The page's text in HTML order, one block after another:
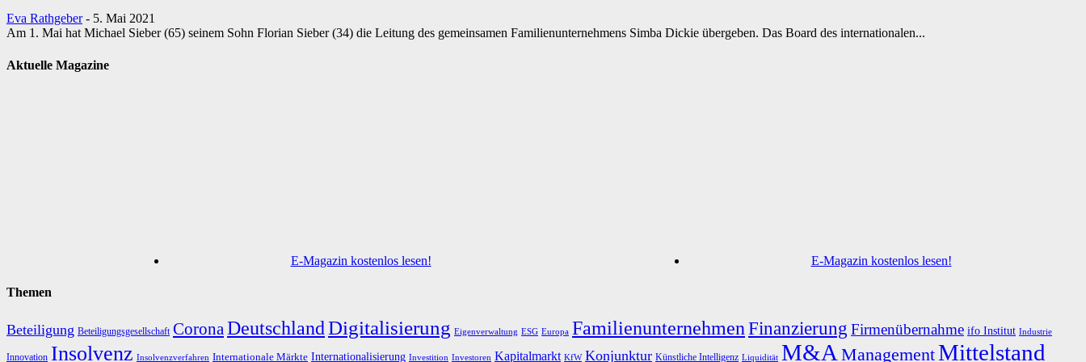
Eva Rathgeber - 5. Mai 2021
Am 1. Mai hat Michael Sieber (65) seinem Sohn Florian Sieber (34) die Leitung des gemeinsamen Familienunternehmens Simba Dickie übergeben. Das Board des internationalen...
Aktuelle Magazine
E-Magazin kostenlos lesen! E-Magazin kostenlos lesen!
Themen
Beteiligung Beteiligungsgesellschaft CoronaDeutschlandDigitalisierung Eigenverwaltung ESG Europa FamilienunternehmenFinanzierung Firmenübernahme ifo Institut Industrie
Innovation Insolvenz Insolvenzverfahren Internationale Märkte Internationalisierung Investition Investoren Kapitalmarkt KfW Konjunktur Künstliche Intelligenz Liquidität M&A ManagementMittelstand